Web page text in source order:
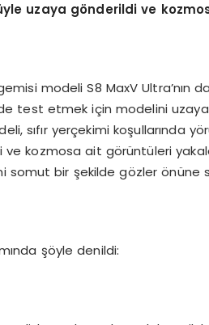
uzaya gönderildi ve
modeli S8 MaxV Ultra’nın
test etmek için modelini uzaya
sıfır yerçekimi koşullarında
kozmosa ait görüntüleri
somut bir şekilde gözler önüne
şöyle denildi: